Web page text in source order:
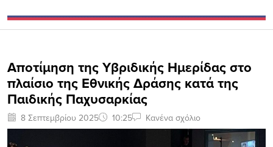
Αποτίμηση της Υβριδικής Ημερίδας στο
πλαίσιο της Εθνικής Δράσης κατά της
Παιδικής Παχυσαρκίας
8 Σεπτεμβρίου 2025 10:25 Κανένα σχόλιο